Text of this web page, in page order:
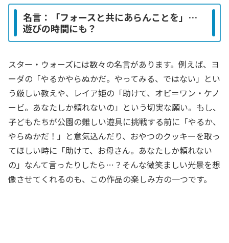
名言：「フォースと共にあらんことを」…
遊びの時間にも？
スター・ウォーズには数々の名言があります。例えば、ヨ
ーダの「やるかやらぬかだ。やってみる、ではない」とい
う厳しい教えや、レイア姫の「助けて、オビ＝ワン・ケノ
ービ。あなたしか頼れないの」という切実な願い。もし、
子どもたちが公園の難しい遊具に挑戦する前に「やるか、
やらぬかだ！」と意気込んだり、おやつのクッキーを取っ
てほしい時に「助けて、お母さん。あなたしか頼れない
の」なんて言ったりしたら…？そんな微笑ましい光景を想
像させてくれるのも、この作品の楽しみ方の一つです。